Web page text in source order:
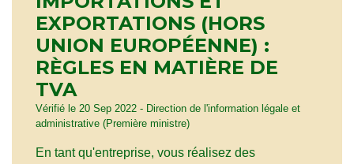
EXPORTATIONS (HORS
UNION EUROPÉENNE) :
RÈGLES EN MATIÈRE DE
TVA
Vérifié le 20 Sep 2022 - Direction de l'information légale et
administrative (Première ministre)
En tant qu'entreprise, vous réalisez des